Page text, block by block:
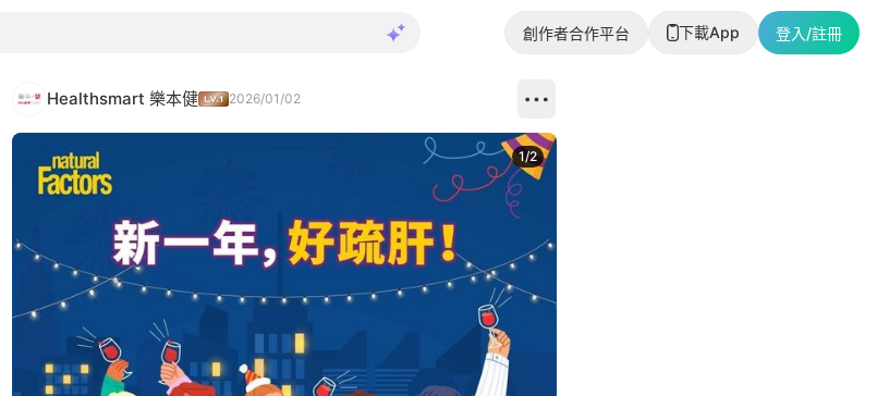
創作者合作平台 下載App 登入/註冊
Healthsmart 樂本健 2026/01/02
1/2